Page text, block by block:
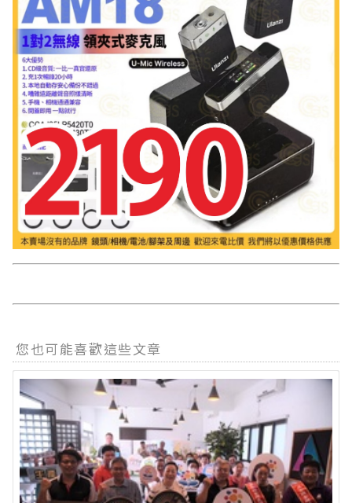
您也可能喜歡這些文章